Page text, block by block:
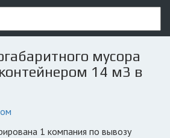
мусора
14 м3 в